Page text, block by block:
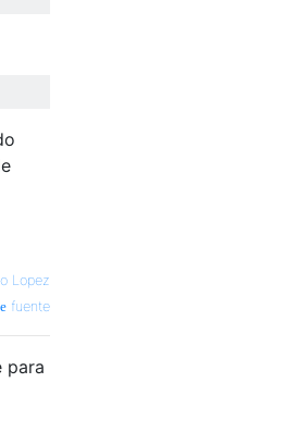
Lopez
fuente
para